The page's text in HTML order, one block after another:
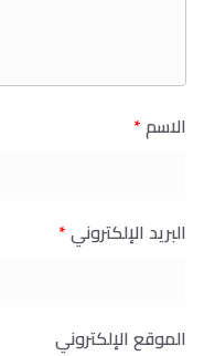
الاسم*
البريد الإلكتروني*
الموقع الإلكتروني